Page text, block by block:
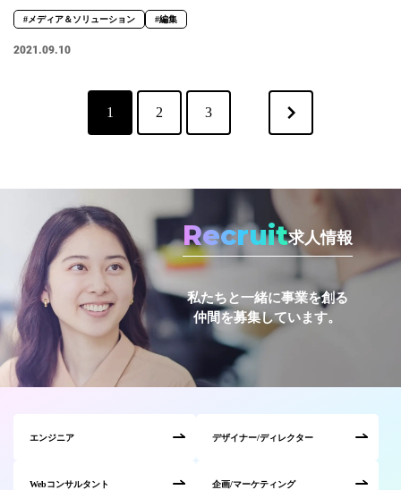
#メディア＆ソリューション #編集
2021.09.10
1 2 3
Recruit求人情報
私たちと一緒に事業を創る
仲間を募集しています。
エンジニア デザイナー/ディレクター
Webコンサルタント 企画/マーケティング